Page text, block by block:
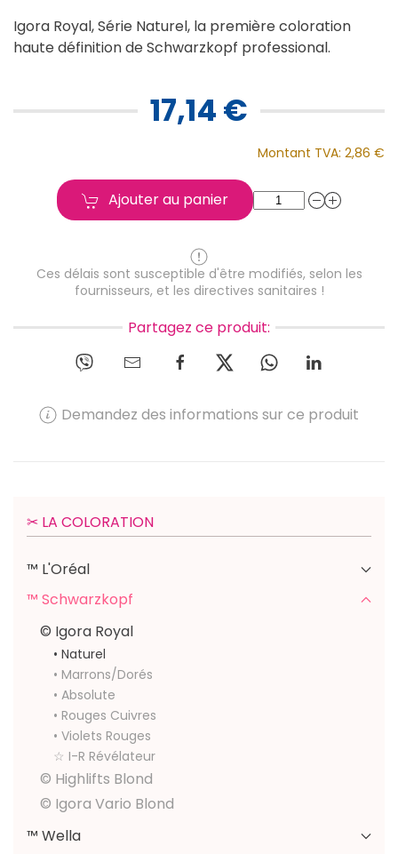
Igora Royal, Série Naturel, la première coloration
haute définition de Schwarzkopf professional.
17,14 €
Montant TVA: 2,86 €
Ajouter au panier
Ces délais sont susceptible d'être modifiés, selon les
fournisseurs, et les directives sanitaires !
Partagez ce produit:
Demandez des informations sur ce produit
✂︎ LA COLORATION
™ L'Oréal
™ Schwarzkopf
© Igora Royal
• Naturel
• Marrons/Dorés
• Absolute
• Rouges Cuivres
• Violets Rouges
☆ I-R Révélateur
© Highlifts Blond
© Igora Vario Blond
™ Wella